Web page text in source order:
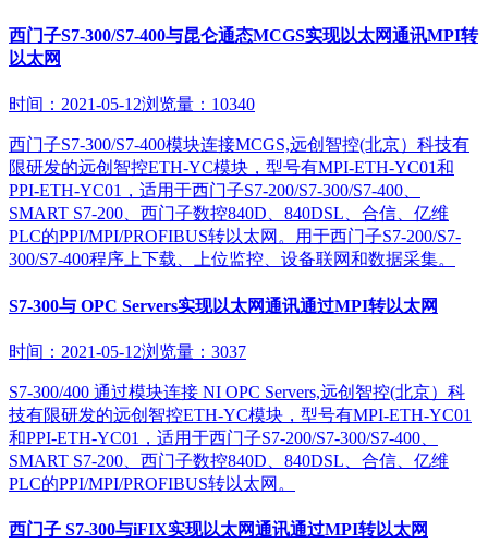
西门子S7-300/S7-400与昆仑通态MCGS实现以太网通讯MPI转
以太网
时间：2021-05-12浏览量：10340
西门子S7-300/S7-400模块连接MCGS,远创智控(北京）科技有
限研发的远创智控ETH-YC模块，型号有MPI-ETH-YC01和
PPI-ETH-YC01，适用于西门子S7-200/S7-300/S7-400、
SMART S7-200、西门子数控840D、840DSL、合信、亿维
PLC的PPI/MPI/PROFIBUS转以太网。用于西门子S7-200/S7-
300/S7-400程序上下载、上位监控、设备联网和数据采集。
S7-300与 OPC Servers实现以太网通讯通过MPI转以太网
时间：2021-05-12浏览量：3037
S7-300/400 通过模块连接 NI OPC Servers,远创智控(北京）科
技有限研发的远创智控ETH-YC模块，型号有MPI-ETH-YC01
和PPI-ETH-YC01，适用于西门子S7-200/S7-300/S7-400、
SMART S7-200、西门子数控840D、840DSL、合信、亿维
PLC的PPI/MPI/PROFIBUS转以太网。
西门子 S7-300与iFIX实现以太网通讯通过MPI转以太网